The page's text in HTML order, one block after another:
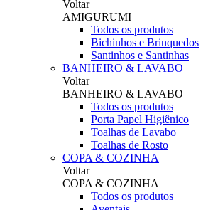
Voltar
AMIGURUMI
Todos os produtos
Bichinhos e Brinquedos
Santinhos e Santinhas
BANHEIRO & LAVABO
Voltar
BANHEIRO & LAVABO
Todos os produtos
Porta Papel Higiênico
Toalhas de Lavabo
Toalhas de Rosto
COPA & COZINHA
Voltar
COPA & COZINHA
Todos os produtos